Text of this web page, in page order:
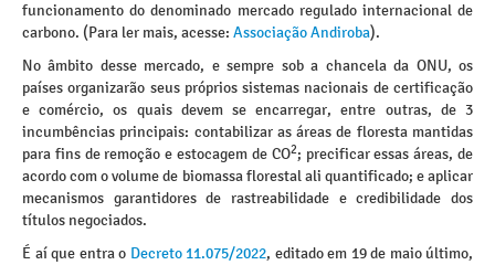
funcionamento do denominado mercado regulado internacional de
carbono. (Para ler mais, acesse: Associação Andiroba).
No âmbito desse mercado, e sempre sob a chancela da ONU, os
países organizarão seus próprios sistemas nacionais de certificação
e comércio, os quais devem se encarregar, entre outras, de 3
incumbências principais: contabilizar as áreas de floresta mantidas
para fins de remoção e estocagem de CO2; precificar essas áreas, de
acordo com o volume de biomassa florestal ali quantificado; e aplicar
mecanismos garantidores de rastreabilidade e credibilidade dos
títulos negociados.
É aí que entra o Decreto 11.075/2022, editado em 19 de maio último,